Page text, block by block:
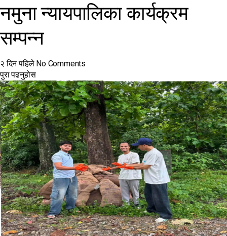
नमुना न्यायपालिका कार्यक्रम
सम्पन्न
२ दिन पहिले No Comments
पुरा पढनुहोस